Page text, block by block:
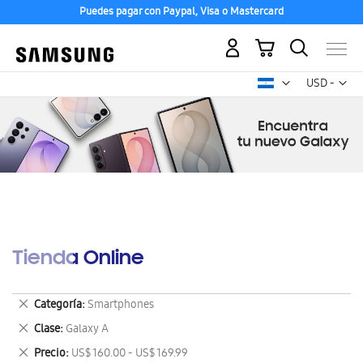
Puedes pagar con Paypal, Visa o Mastercard
USD -
dólar
Mi carrito
Tienda Online
Categoría Smartphones
Eliminar
este
artículo
Clase Galaxy A
Eliminar
este
Precio US$ 160.00 - US$ 169.99
Eliminar